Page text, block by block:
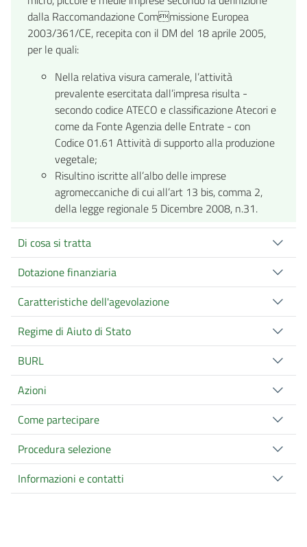
dalla Raccomandazione Commissione Europea
2003/361/CE, recepita con il DM del 18 aprile 2005,
per le quali:
Nella relativa visura camerale, l’attività
prevalente esercitata dall’impresa risulta -
secondo codice ATECO e classificazione Atecori e
come da Fonte Agenzia delle Entrate - con
Codice 01.61 Attività di supporto alla produzione
vegetale;
Risultino iscritte all’albo delle imprese
agromeccaniche di cui all’art 13 bis, comma 2,
della legge regionale 5 Dicembre 2008, n.31.
Di cosa si tratta
Dotazione finanziaria
Caratteristiche dell'agevolazione
Regime di Aiuto di Stato
BURL
Azioni
Come partecipare
Procedura selezione
Informazioni e contatti